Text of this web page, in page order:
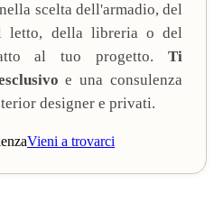
scelta dell'armadio, del
letto, della libreria o del
al tuo progetto. Ti
e una consulenza
designer e privati.
Vieni a trovarci